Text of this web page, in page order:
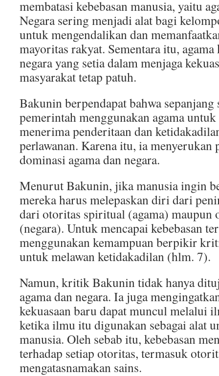
membatasi kebebasan manusia, yaitu
Negara sering menjadi alat bagi
untuk mengendalikan dan
mayoritas rakyat. Sementara itu,
negara yang setia dalam menjaga
masyarakat tetap patuh.
Bakunin berpendapat bahwa sepanjang
pemerintah menggunakan agama
menerima penderitaan dan
perlawanan. Karena itu, ia menyerukan
dominasi agama dan negara.
Menurut Bakunin, jika manusia ingin
mereka harus melepaskan diri dari
dari otoritas spiritual (agama)
(negara). Untuk mencapai kebebasan
menggunakan kemampuan berpikir
untuk melawan ketidakadilan (hlm. 7).
Namun, kritik Bakunin tidak hanya
agama dan negara. Ia juga
kekuasaan baru dapat muncul melalui
ketika ilmu itu digunakan sebagai alat
manusia. Oleh sebab itu, kebebasan
terhadap setiap otoritas, termasuk
mengatasnamakan sains.